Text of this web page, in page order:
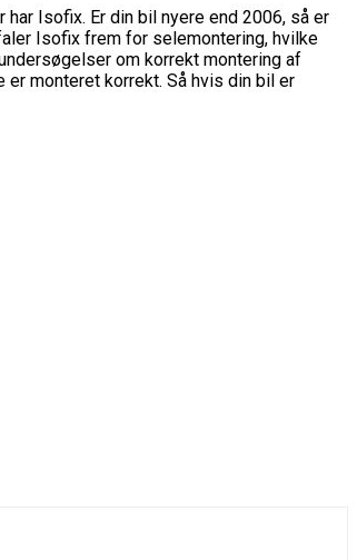
Isofix. Er din bil nyere end 2006, så er
Isofix frem for selemontering, hvilke
om korrekt montering af
monteret korrekt. Så hvis din bil er